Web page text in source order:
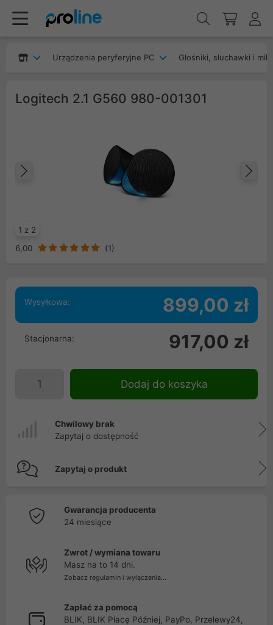
Urządzenia peryferyjne PC Głośniki, słuchawki i
Logitech 2.1 G560 980-001301
1 z 2
Poprzedni
6,00 (1)
Wysyłkowa: 899,00 zł
Stacjonarna: 917,00 zł
Dodaj do koszyka
Chwilowy brak
Zapytaj o dostępność
Zapytaj o produkt
Gwarancja producenta
24 miesiące
Zwrot / wymiana towaru
Masz na to 14 dni.
Zobacz regulamin i wyłączenia...
Zapłać za pomocą
BLIK, BLIK Płacę Później, PayPo, Przelewy24,